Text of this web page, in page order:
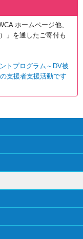
ホームページ他、
」を通したご寄付も
トプログラム～DV被
支援者支援活動です